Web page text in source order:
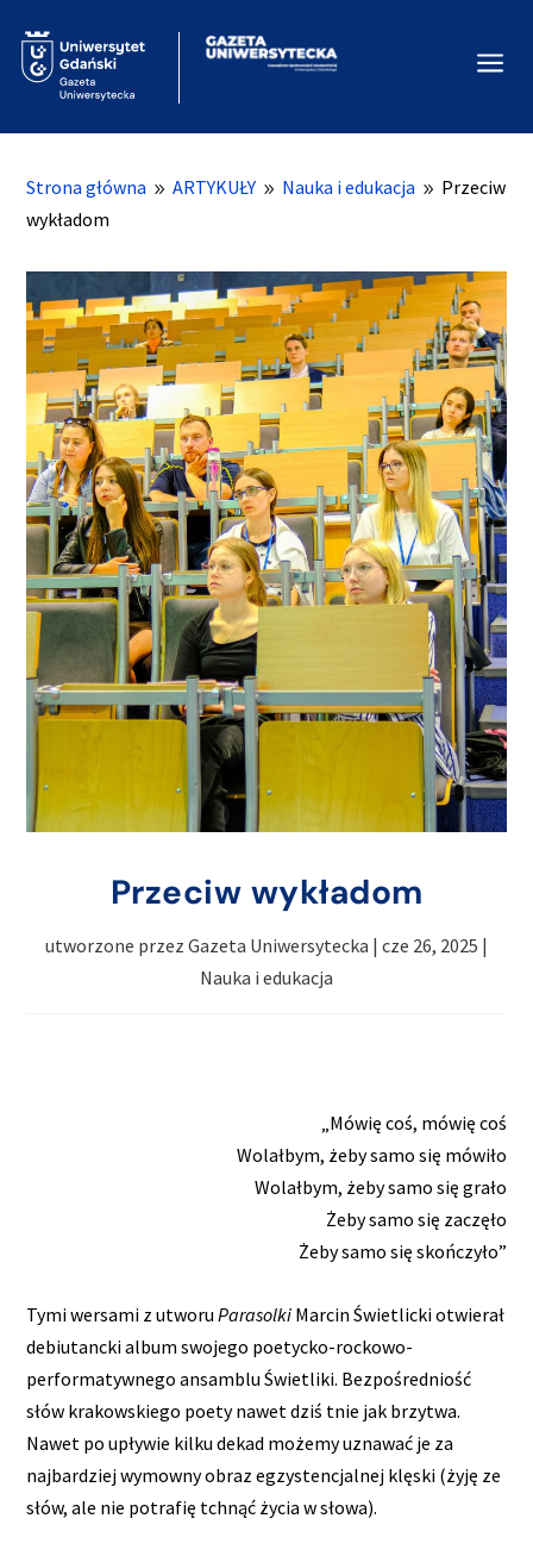
a
Strona główna 9 ARTYKUŁY 9 Nauka i edukacja 9 Przeciw
wykładom
Przeciw wykładom
utworzone przez Gazeta Uniwersytecka | cze 26, 2025 |
Nauka i edukacja
„Mówię coś, mówię coś
Wolałbym, żeby samo się mówiło
Wolałbym, żeby samo się grało
Żeby samo się zaczęło
Żeby samo się skończyło”
Tymi wersami z utworuParasolki Marcin Świetlicki otwierał
debiutancki album swojego poetycko-rockowo-
performatywnego ansamblu Świetliki. Bezpośredniość
słów krakowskiego poety nawet dziś tnie jak brzytwa.
Nawet po upływie kilku dekad możemy uznawać je za
najbardziej wymowny obraz egzystencjalnej klęski (żyję ze
słów, ale nie potrafię tchnąć życia w słowa).